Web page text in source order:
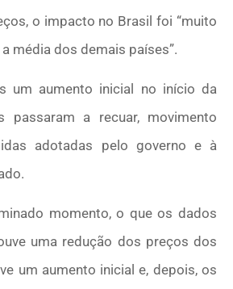
o impacto no Brasil foi “muito
média dos demais países”.
um aumento inicial no início da
passaram a recuar, movimento
adotadas pelo governo e à
momento, o que os dados
uma redução dos preços dos
um aumento inicial e, depois, os